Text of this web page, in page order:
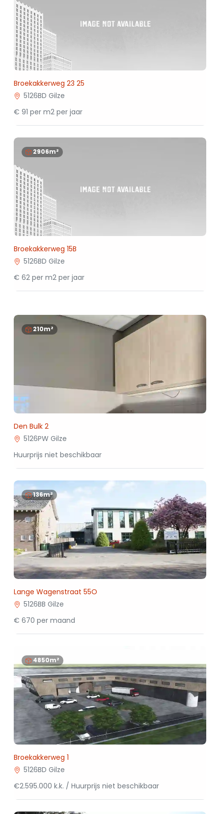
Broekakkerweg 23 25
5126BD Gilze
€ 91 per m2 per jaar
2906m²
Broekakkerweg 15B
5126BD Gilze
€ 62 per m2 per jaar
210m²
Den Bulk 2
5126PW Gilze
Huurprijs niet beschikbaar
136m²
Lange Wagenstraat 55O
5126BB Gilze
€ 670 per maand
4850m²
Broekakkerweg 1
5126BD Gilze
€2.595.000 k.k. / Huurprijs niet beschikbaar